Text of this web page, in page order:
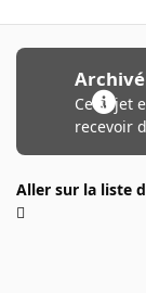
Archivé
Ce sujet
recevoir
Aller sur la liste